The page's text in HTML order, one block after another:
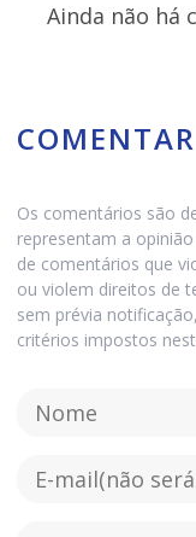
Ainda não há
Os comentários são
representam a
de comentários que
ou violem direitos de
sem prévia
critérios impostos